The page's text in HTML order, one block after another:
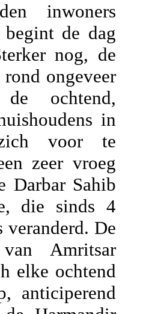
inwoners
de dag
nog, de
ongeveer
ochtend,
in
voor te
zeer vroeg
Darbar Sahib
die sinds 4
veranderd. De
Amritsar
elke ochtend
anticiperend